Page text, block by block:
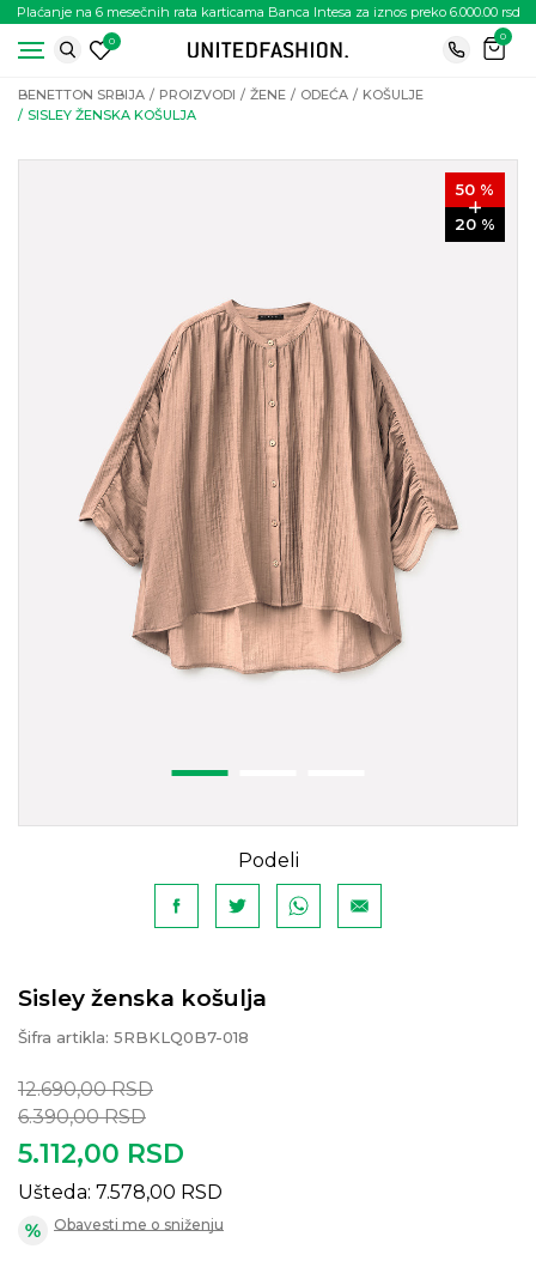
Plaćanje na 6 mesečnih rata karticama Banca Intesa za iznos preko 6.000.00 rsd
0
0
BENETTON SRBIJA PROIZVODI ŽENE ODEĆA
KOŠULJE
SISLEY ŽENSKA KOŠULJA
50 %
20 %
Podeli
Sisley ženska košulja
Šifra artikla: 5RBKLQ0B7-018
12.690,00 RSD
6.390,00 RSD
5.112,00 RSD
Ušteda: 7.578,00 RSD
Obavesti me o sniženju